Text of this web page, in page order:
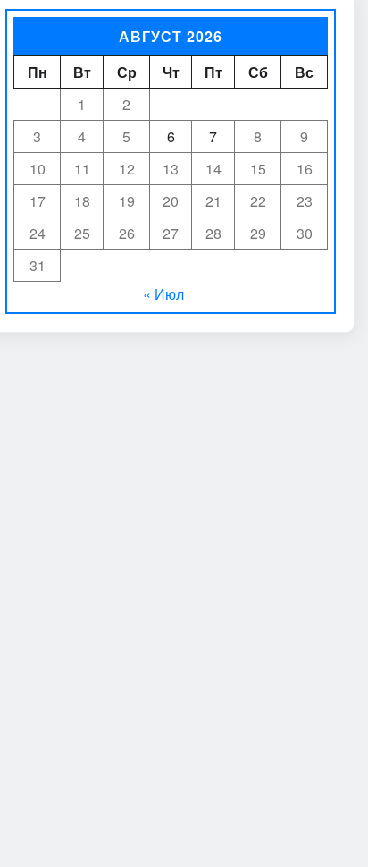
АВГУСТ 2026
Пн
Вт Ср Чт Пт Сб
Вс
1
2
3
4 5 6 7 8
9
10
11 12 13 14 15
16
17
18 19 20 21 22
23
24
25 26 27 28 29
30
31
« Июл